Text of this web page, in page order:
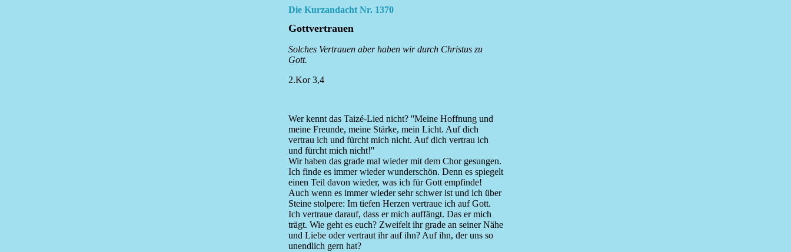
Die Kurzandacht Nr. 1370
Gottvertrauen
Solches Vertrauen aber haben wir durch Christus zu
Gott.
2.Kor 3,4
Wer kennt das Taizé-Lied nicht? ''Meine Hoffnung und
meine Freunde, meine Stärke, mein Licht. Auf dich
vertrau ich und fürcht mich nicht. Auf dich vertrau ich
und fürcht mich nicht!''
Wir haben das grade mal wieder mit dem Chor gesungen.
Ich finde es immer wieder wunderschön. Denn es spiegelt
einen Teil davon wieder, was ich für Gott empfinde!
Auch wenn es immer wieder sehr schwer ist und ich über
Steine stolpere: Im tiefen Herzen vertraue ich auf Gott.
Ich vertraue darauf, dass er mich auffängt. Das er mich
trägt. Wie geht es euch? Zweifelt ihr grade an seiner Nähe
und Liebe oder vertraut ihr auf ihn? Auf ihn, der uns so
unendlich gern hat?